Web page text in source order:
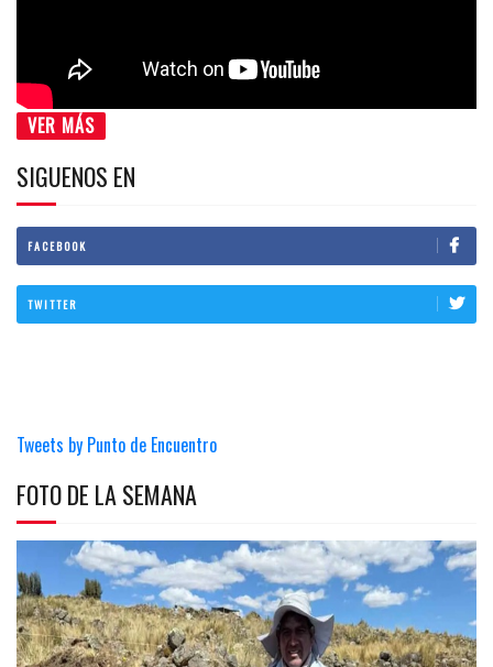
VER MÁS
SIGUENOS EN
FACEBOOK
TWITTER
Tweets by Punto de Encuentro
FOTO DE LA SEMANA